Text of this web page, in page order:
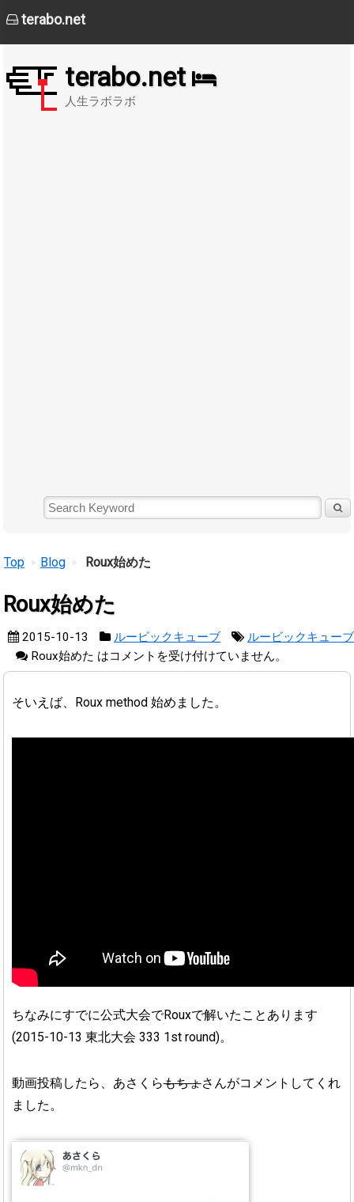
terabo.net
terabo.net
人生ラボラボ
Top Blog Roux始めた
Roux始めた
2015-10-13 ルービックキューブ
ルービックキューブ
Roux始めた はコメントを受け付けていません。
そいえば、Roux method 始めました。
ちなみにすでに公式大会でRouxで解いたことあります
(2015-10-13 東北大会 333 1st round)。
動画投稿したら、あさくらもちょさんがコメントしてくれ
ました。